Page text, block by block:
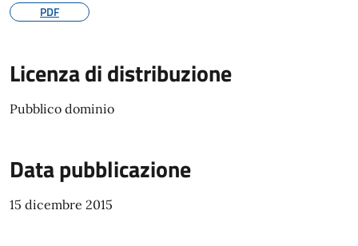
PDF
Licenza di distribuzione
Pubblico dominio
Data pubblicazione
15 dicembre 2015